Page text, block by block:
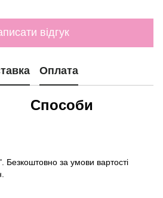
відгук
Оплата
за умови вартості